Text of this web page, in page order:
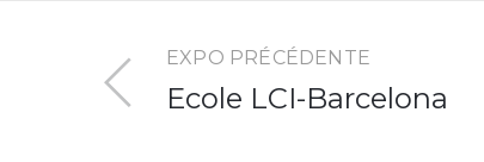
EXPO PRÉCÉDENTE
Ecole LCI-Barcelona